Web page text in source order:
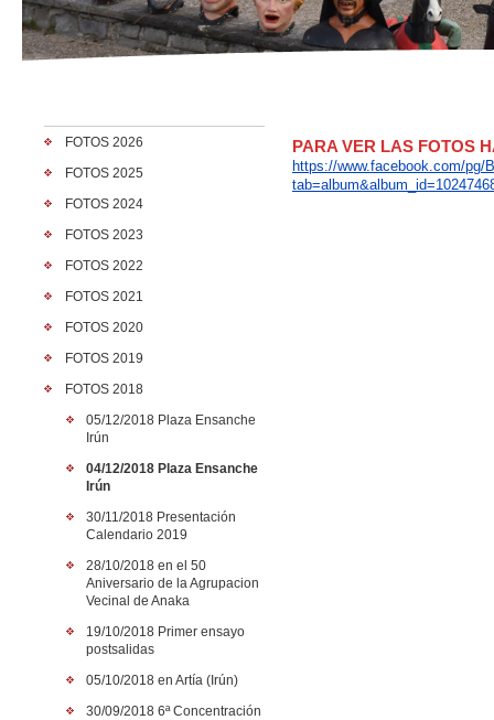
FOTOS 2026
FOTOS 2025
FOTOS 2024
FOTOS 2023
FOTOS 2022
FOTOS 2021
FOTOS 2020
FOTOS 2019
FOTOS 2018
05/12/2018 Plaza Ensanche
Irún
04/12/2018 Plaza Ensanche
Irún
30/11/2018 Presentación
Calendario 2019
28/10/2018 en el 50
Aniversario de la Agrupacion
Vecinal de Anaka
19/10/2018 Primer ensayo
postsalidas
05/10/2018 en Artía (Irún)
30/09/2018 6ª Concentración
PARA VER LAS FOTOS
https://www.facebook.com/pg/